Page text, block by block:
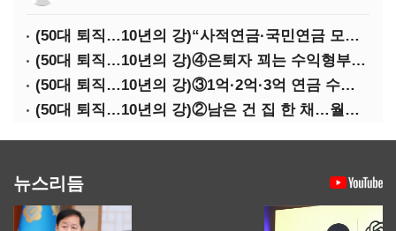
(50대 퇴직…10년의 강)“사적연금·국민연금 모두 당겨서 수령해야”
(50대 퇴직…10년의 강)④은퇴자 꾀는 수익형부동산·전업투자·편의점 창업
(50대 퇴직…10년의 강)③1억·2억·3억 연금 수령 전략
(50대 퇴직…10년의 강)②남은 건 집 한 채…월세 vs 배당 vs 주택연금
뉴스리듬